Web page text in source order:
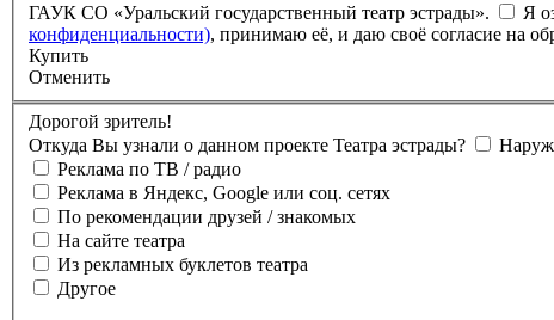
ГАУК СО «Уральский государственный театр эстрады».
Я
конфиденциальности) , принимаю её, и даю своё согласие на
Купить
Отменить
Дорогой зритель!
Откуда Вы узнали о данном проекте Театра эстрады?
Реклама по ТВ / радио
Реклама в Яндекс, Google или соц. сетях
По рекомендации друзей / знакомых
На сайте театра
Из рекламных буклетов театра
Другое